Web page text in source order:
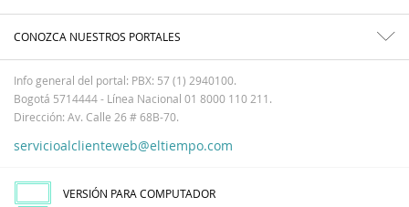
CONOZCA NUESTROS PORTALES
Info general del portal: PBX: 57 (1) 2940100.
Bogotá 5714444 - Línea Nacional 01 8000 110 211.
Dirección: Av. Calle 26 # 68B-70.
servicioalclienteweb@eltiempo.com
VERSIÓN PARA COMPUTADOR